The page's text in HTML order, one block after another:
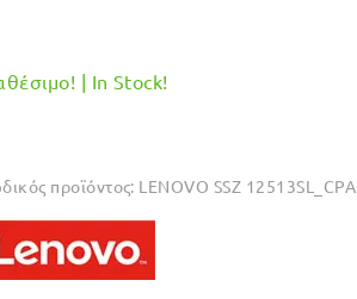
| In Stock!
προϊόντος: LENOVO SSZ 12513SL_CPA